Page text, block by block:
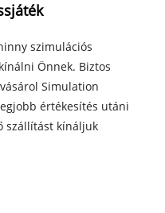
szimulációs
Önnek. Biztos
Simulation
értékesítés utáni
szállítást kínáljuk